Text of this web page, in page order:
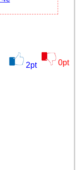
2pt 0pt